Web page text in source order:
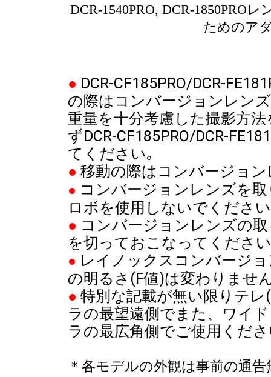
DCR-1540PRO, DCR-1850PRO
ためのア
● DCR-CF185PRO/DCR-
の際はコンバージョンレン
重量を十分考慮した撮影方
ずDCR-CF185PRO/DCR-
てください｡
● 移動の際はコンバージョ
● コンバージョンレンズを
ロボを使用しないでくださ
● コンバージョンレンズの
を切っておこなってくださ
● レイノックスコンバージ
の明るさ(F値)は変わりませ
● 特別な記載が無い限りテ
ラの最望遠側でまた、ワイ
ラの最広角側でご使用くだ
＊各モデルの外観は事前の通